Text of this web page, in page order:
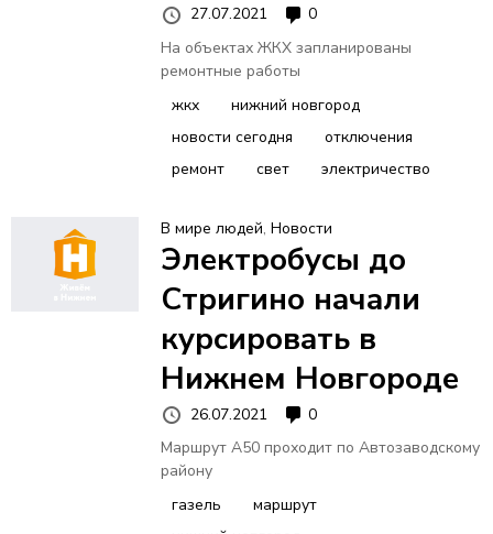
27.07.2021
0
На объектах ЖКХ запланированы
ремонтные работы
жкх
нижний новгород
новости сегодня
отключения
ремонт
свет электричество
В мире людей, Новости
Электробусы до
Стригино начали
курсировать в
Нижнем Новгороде
26.07.2021
0
Маршрут А50 проходит по Автозаводскому
району
газель
маршрут